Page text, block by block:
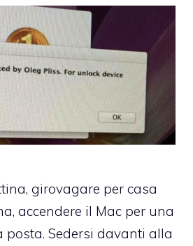
girovagare per casa
accendere il Mac per una
Sedersi davanti alla